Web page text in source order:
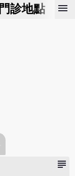
門診地點 預
menu
subject